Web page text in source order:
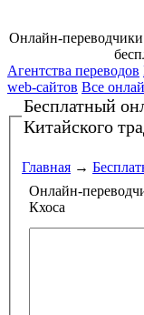
Онлайн-переводчики
Агентства переводов
web-сайтов Все
Бесплатный
Китайского
Главная →
Онлайн-
Кхоса